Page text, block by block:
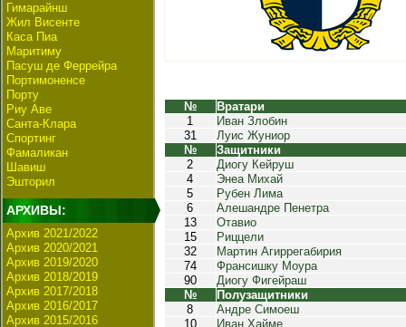
Гимарайнш
Жил Висенте
Каса Пиа
Маритиму
Пасуш де Феррейра
Портимоненсе
Порту
Риу Аве
Санта-Клара
Спортинг
Фамаликан
Шавиш
Эшторил
АРХИВЫ:
Архив 2021/2022
Архив 2020/2021
Архив 2019/2020
Архив 2018/2019
Архив 2017/2018
Архив 2016/2017
Архив 2015/2016
№
Вратари
1
Иван Злобин
31
Луис Жуниор
№
Защитники
2
Диогу Кейруш
4
Энеа Михай
5
Рубен Лима
6
Алешандре Пенетра
13
Отавио
15
Риццели
32
Мартин Агиррегабирия
74
Франсишку Моура
90
Диогу Фигейраш
№
Полузащитники
8
Андре Симоеш
10
Иван Хайме